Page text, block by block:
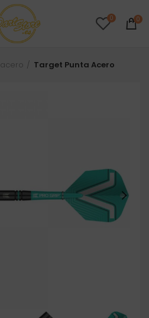
0 0
Target Punta Acero